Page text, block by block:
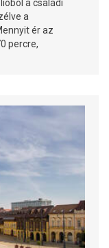
a családi
a
ér az
percre,